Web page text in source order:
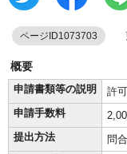
ページID1073703
概要
申請書類等の説明
許
申請手数料
提出方法
問